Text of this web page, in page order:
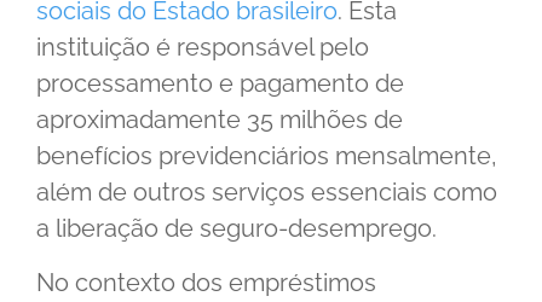
sociais do Estado brasileiro. Esta
instituição é responsável pelo
processamento e pagamento de
aproximadamente 35 milhões de
benefícios previdenciários mensalmente,
além de outros serviços essenciais como
a liberação de seguro-desemprego.
No contexto dos empréstimos